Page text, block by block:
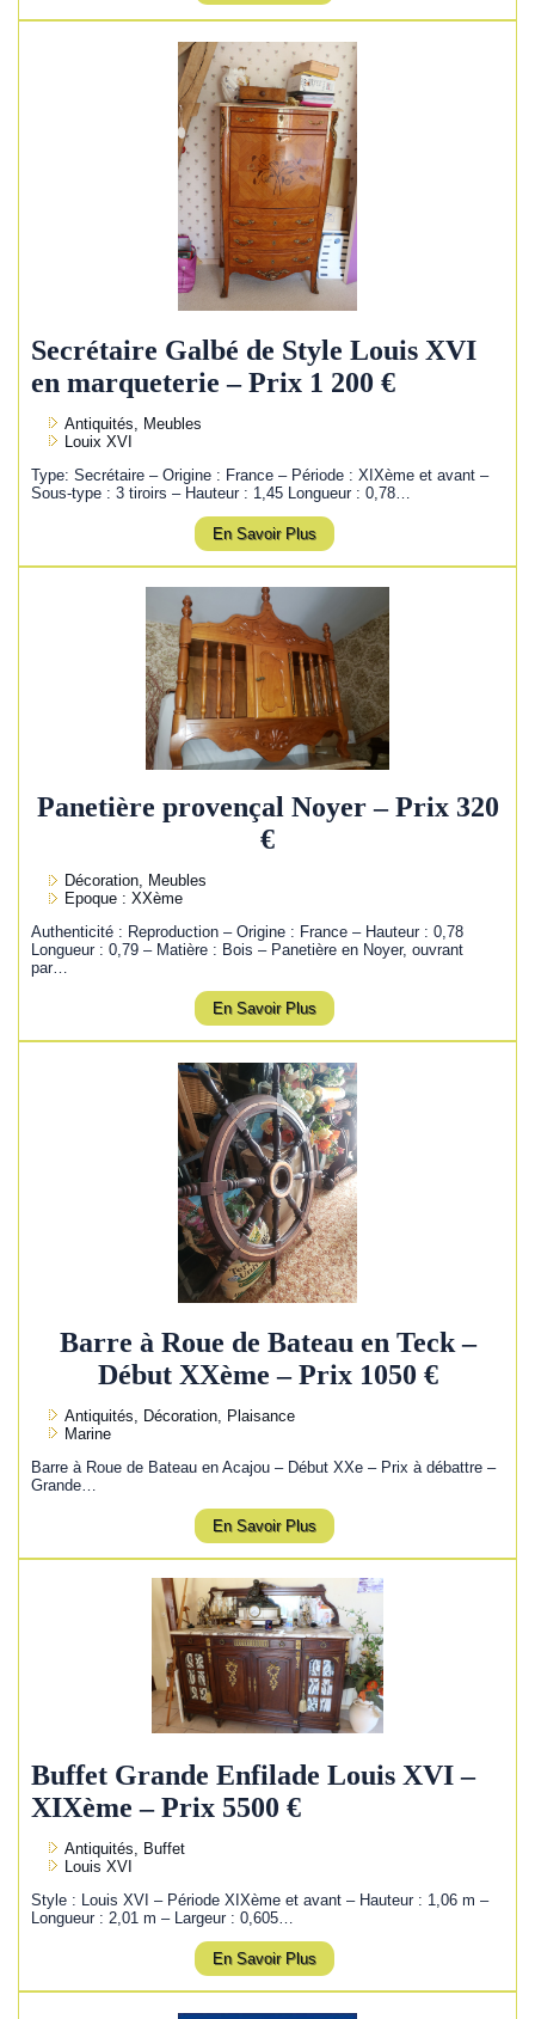
Secrétaire Galbé de Style Louis XVI
en marqueterie – Prix 1 200 €
Antiquités, Meubles
Louix XVI
Type: Secrétaire – Origine : France – Période : XIXème et avant –
Sous-type : 3 tiroirs – Hauteur : 1,45 Longueur : 0,78…
En Savoir Plus
Panetière provençal Noyer – Prix 320
€
Décoration, Meubles
Epoque : XXème
Authenticité : Reproduction – Origine : France – Hauteur : 0,78
Longueur : 0,79 – Matière : Bois – Panetière en Noyer, ouvrant
par…
En Savoir Plus
Barre à Roue de Bateau en Teck –
Début XXème – Prix 1050 €
Antiquités, Décoration, Plaisance
Marine
Barre à Roue de Bateau en Acajou – Début XXe – Prix à débattre –
Grande…
En Savoir Plus
Buffet Grande Enfilade Louis XVI –
XIXème – Prix 5500 €
Antiquités, Buffet
Louis XVI
Style : Louis XVI – Période XIXème et avant – Hauteur : 1,06 m –
Longueur : 2,01 m – Largeur : 0,605…
En Savoir Plus